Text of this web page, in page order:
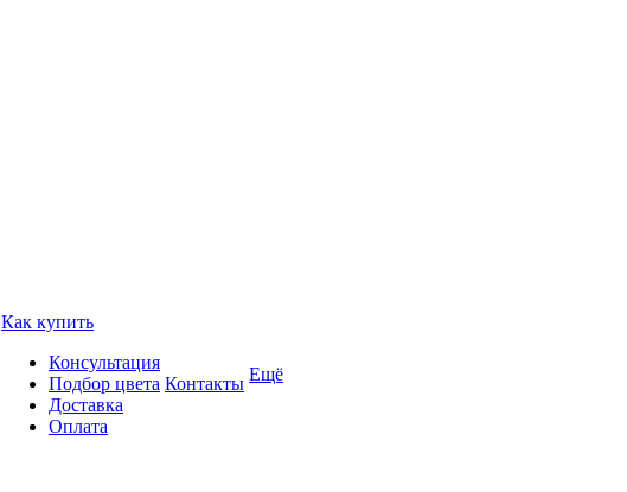
Как купить
Консультация
Подбор цвета
Доставка
Оплата
Контакты Ещё